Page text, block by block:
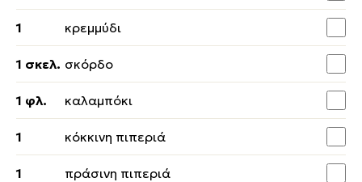
1 κρεμμύδι
1 σκελ. σκόρδο
1 φλ. καλαμπόκι
1 κόκκινη πιπεριά
1 πράσινη πιπεριά